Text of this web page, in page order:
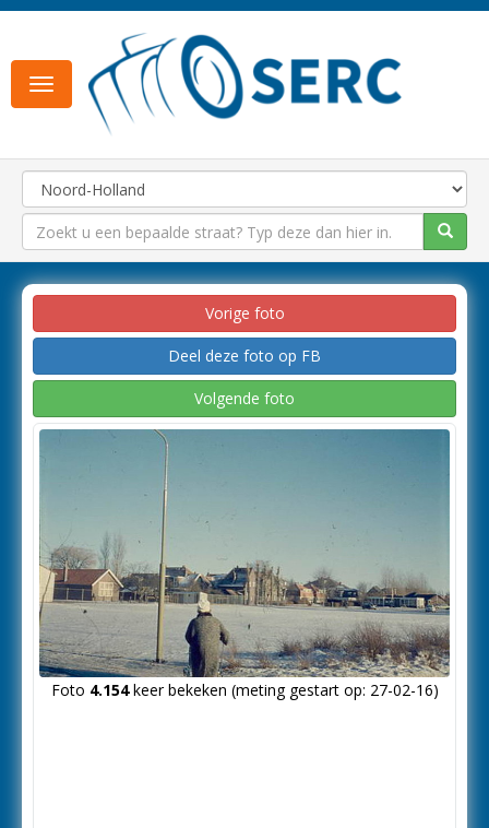
Toggle
navigation
Vorige foto
Deel deze foto op FB
Volgende foto
Foto 4.154keer bekeken (meting gestart op: 27-02-16)